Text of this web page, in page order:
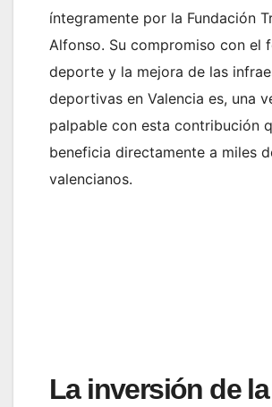
íntegramente por la Fundación
Alfonso. Su compromiso con el
deporte y la mejora de las
deportivas en Valencia es, una
palpable con esta contribución
beneficia directamente a miles
valencianos.
La inversión de la